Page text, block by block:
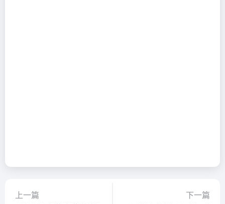
上一篇 下一篇